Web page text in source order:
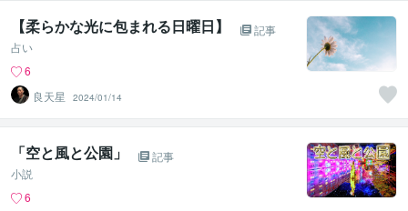
【柔らかな光に包まれる日曜日】
記事
占い
6
良天星
2024/01/14
「空と風と公園」
記事
小説
6